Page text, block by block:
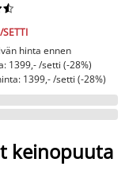


/SETTI
hinta ennen
1399,- /setti (-28%)
1399,- /setti (-28%)
keinopuuta